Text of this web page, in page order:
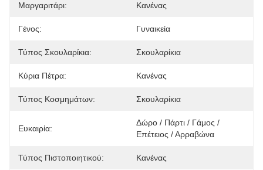
Μαργαριτάρι: Κανένας
Γένος: Γυναικεία
Τύπος Σκουλαρίκια: Σκουλαρίκια
Κύρια Πέτρα: Κανένας
Τύπος Κοσμημάτων: Σκουλαρίκια
Ευκαιρία:
Δώρο / Πάρτι / Γάμος /
Επέτειος / Αρραβώνα
Τύπος Πιστοποιητικού: Κανένας